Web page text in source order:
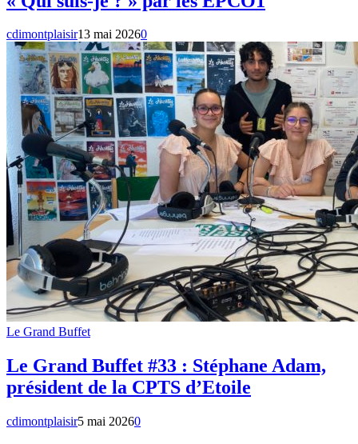
cdimontplaisir13 mai 20260
Le Grand Buffet
Le Grand Buffet #33 : Stéphane Adam,
président de la CPTS d’Etoile
cdimontplaisir5 mai 20260